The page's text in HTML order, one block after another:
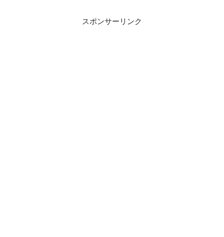
スポンサーリンク